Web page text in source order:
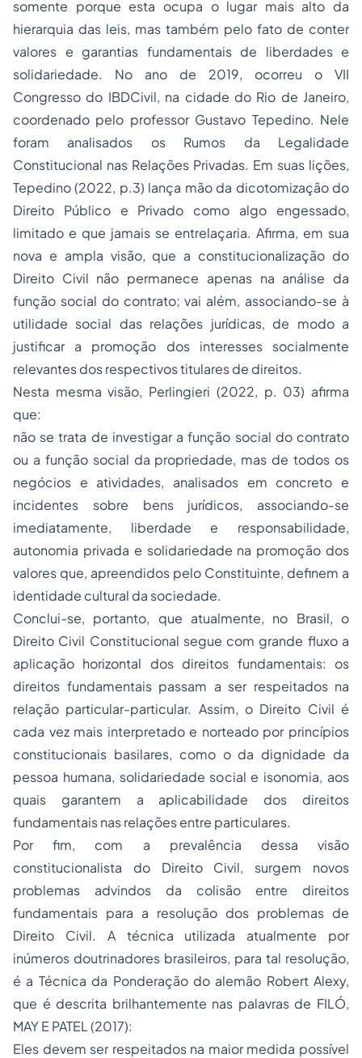
somente porque esta ocupa o lugar mais alto da
hierarquia das leis, mas também pelo fato de conter
valores e garantias fundamentais de liberdades e
solidariedade. No ano de 2019, ocorreu o VII
Congresso do IBDCivil, na cidade do Rio de Janeiro,
coordenado pelo professor Gustavo Tepedino. Nele
foram analisados os Rumos da Legalidade
Constitucional nas Relações Privadas. Em suas lições,
Tepedino (2022, p.3) lança mão da dicotomização do
Direito Público e Privado como algo engessado,
limitado e que jamais se entrelaçaria. Afirma, em sua
nova e ampla visão, que a constitucionalização do
Direito Civil não permanece apenas na análise da
função social do contrato; vai além, associando-se à
utilidade social das relações jurídicas, de modo a
justificar a promoção dos interesses socialmente
relevantes dos respectivos titulares de direitos.
Nesta mesma visão, Perlingieri (2022, p. 03) afirma
que:
não se trata de investigar a função social do contrato
ou a função social da propriedade, mas de todos os
negócios e atividades, analisados em concreto e
incidentes sobre bens jurídicos, associando-se
imediatamente, liberdade e responsabilidade,
autonomia privada e solidariedade na promoção dos
valores que, apreendidos pelo Constituinte, definem a
identidade cultural da sociedade.
Conclui-se, portanto, que atualmente, no Brasil, o
Direito Civil Constitucional segue com grande fluxo a
aplicação horizontal dos direitos fundamentais: os
direitos fundamentais passam a ser respeitados na
relação particular-particular. Assim, o Direito Civil é
cada vez mais interpretado e norteado por princípios
constitucionais basilares, como o da dignidade da
pessoa humana, solidariedade social e isonomia, aos
quais garantem a aplicabilidade dos direitos
fundamentais nas relações entre particulares.
Por fim, com a prevalência dessa visão
constitucionalista do Direito Civil, surgem novos
problemas advindos da colisão entre direitos
fundamentais para a resolução dos problemas de
Direito Civil. A técnica utilizada atualmente por
inúmeros doutrinadores brasileiros, para tal resolução,
é a Técnica da Ponderação do alemão Robert Alexy,
que é descrita brilhantemente nas palavras de FILÓ,
MAY E PATEL (2017):
Eles devem ser respeitados na maior medida possível